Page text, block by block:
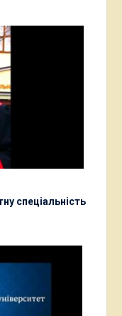
спеціальність